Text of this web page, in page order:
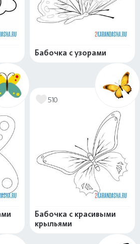
Бабочка с узорами
510
Бабочка с красивыми
крыльями